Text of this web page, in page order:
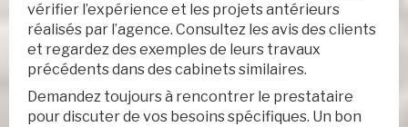
vérifier l’expérience et les projets antérieurs
réalisés par l’agence. Consultez les avis des clients
et regardez des exemples de leurs travaux
précédents dans des cabinets similaires.
Demandez toujours à rencontrer le prestataire
pour discuter de vos besoins spécifiques. Un bon